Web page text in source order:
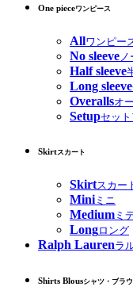
One pieceワンピース
Allワンピー
No sleeve
Half sleeve
Long sleeve
Overallsオ
Setupセッ
Skirtスカート
Skirtスカー
Miniミニ
Medium ミ
Longロング
Ralph Laurenラ
Shirts Blousシャツ・ブラ